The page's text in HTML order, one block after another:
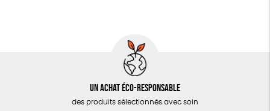
CUISINE / NUTRITION
Un achat éco-responsable
des produits sélectionnés avec soin